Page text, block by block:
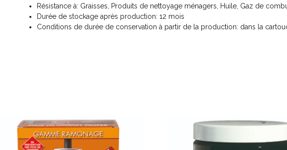
Résistance à: Graisses, Produits de nettoyage ménagers, Huile, Gaz de
Durée de stockage après production: 12 mois
Conditions de durée de conservation à partir de la production: dans la